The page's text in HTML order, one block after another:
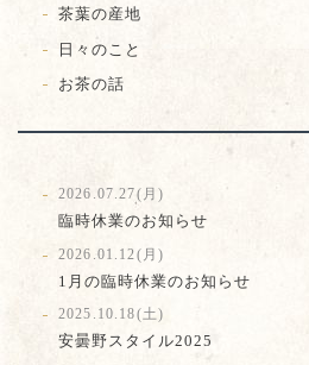
茶葉の産地
日々のこと
お茶の話
2026.07.27(月)
臨時休業のお知らせ
2026.01.12(月)
1月の臨時休業のお知らせ
2025.10.18(土)
安曇野スタイル2025